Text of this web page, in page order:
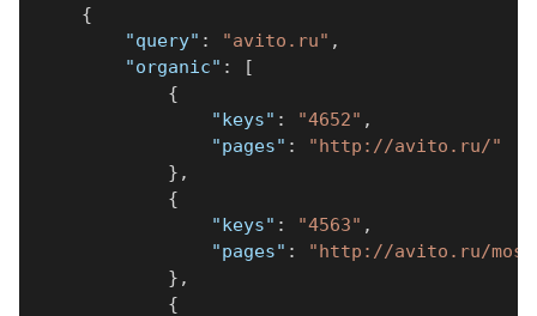
{
"query" : "avito.ru" ,
"organic" :
[
{
"keys" : "4652" ,
"pages" :
"http://avito.ru/"
} ,
{
"keys" : "4563" ,
"pages" :
"http://avito.ru/
} ,
{